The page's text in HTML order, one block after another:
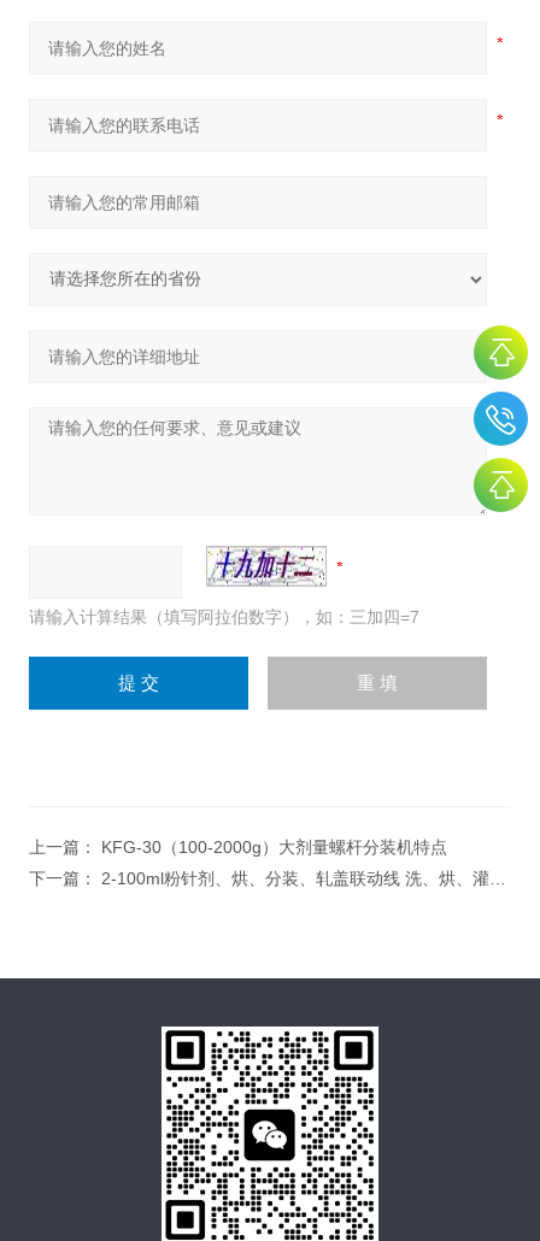
请输入计算结果（填写阿拉伯数字），如：三加四=7
上一篇： KFG-30（100-2000g）大剂量螺杆分装机特点
下一篇： 2-100ml粉针剂、烘、分装、轧盖联动线 洗、烘、灌、封联动生产线